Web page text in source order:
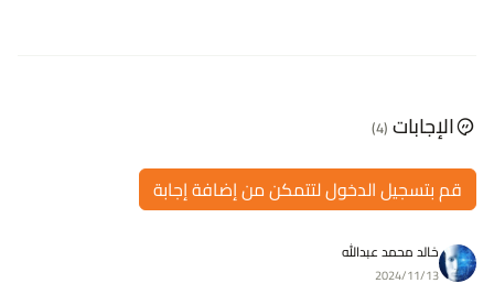
الإجابات (4)
قم بتسجيل الدخول لتتمكن من إضافة إجابة
خالد محمد عبدالله
2024/11/13